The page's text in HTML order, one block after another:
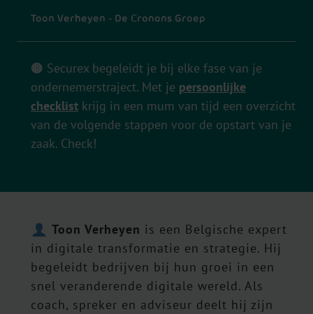
Toon Verheyen - De Cronons Groep
🟠 Securex begeleidt je bij elke fase van je
ondernemerstraject. Met je persoonlijke
checklist krijg in een mum van tijd een overzicht
van de volgende stappen voor de opstart van je
zaak. Check!
Toon Verheyen is een Belgische expert
in digitale transformatie en strategie. Hij
begeleidt bedrijven bij hun groei in een
snel veranderende digitale wereld. Als
coach, spreker en adviseur deelt hij zijn